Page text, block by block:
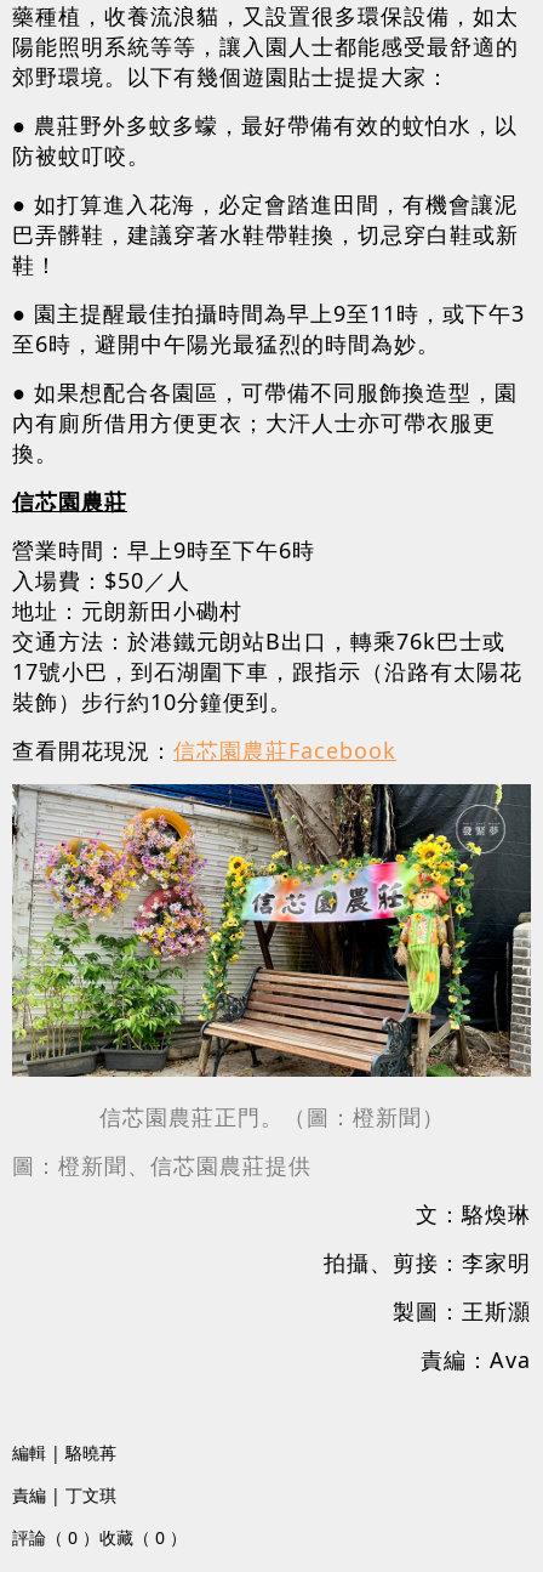
藥種植，收養流浪貓，又設置很多環保設備，如太
陽能照明系統等等，讓入園人士都能感受最舒適的
郊野環境。以下有幾個遊園貼士提提大家：
● 農莊野外多蚊多蠓，最好帶備有效的蚊怕水，以
防被蚊叮咬。
● 如打算進入花海，必定會踏進田間，有機會讓泥
巴弄髒鞋，建議穿著水鞋帶鞋換，切忌穿白鞋或新
鞋！
● 園主提醒最佳拍攝時間為早上9至11時，或下午3
至6時，避開中午陽光最猛烈的時間為妙。
● 如果想配合各園區，可帶備不同服飾換造型，園
內有廁所借用方便更衣；大汗人士亦可帶衣服更
換。
信芯園農莊
營業時間：早上9時至下午6時
入場費：$50／人
地址：元朗新田小磡村
交通方法：於港鐵元朗站B出口，轉乘76k巴士或
17號小巴，到石湖圍下車，跟指示（沿路有太陽花
裝飾）步行約10分鐘便到。
查看開花現況： 信芯園農莊Facebook
信芯園農莊正門。（圖：橙新聞）
圖：橙新聞、信芯園農莊提供
文：駱煥琳
拍攝、剪接：李家明
製圖：王斯灝
責編：Ava
編輯 | 駱曉苒
責編 | 丁文琪
評論（ 0 ） 收藏（ 0 ）